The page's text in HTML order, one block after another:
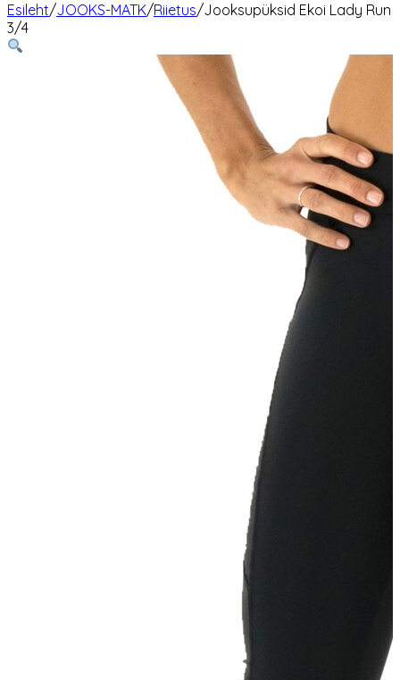
Esileht/JOOKS-MATK/Riietus/Jooksupüksid Ekoi Lady Run
3/4